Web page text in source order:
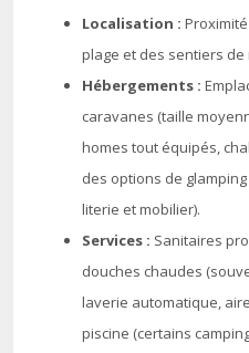
Localisation :
plage et des sentiers de
Hébergements :
caravanes (taille
homes tout équipés,
des options de
literie et mobilier).
Services : Sanitaires
douches chaudes
laverie automatique,
piscine (certains